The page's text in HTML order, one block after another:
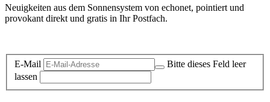
Neuigkeiten aus dem Sonnensystem von echonet, pointiert und
provokant direkt und gratis in Ihr Postfach.
E-Mail
Bitte dieses Feld leer
lassen